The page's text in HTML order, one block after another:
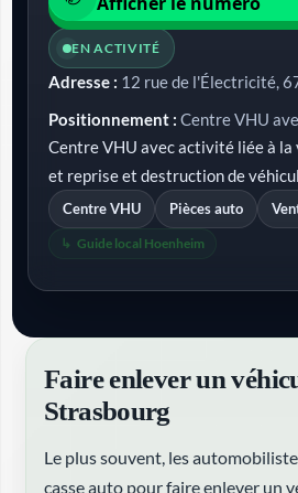
EN ACTIVITÉ
Adresse : 12 rue de l'Électricité,
Positionnement : Centre VHU
Centre VHU avec activité liée à la
et reprise et destruction de
Centre VHU Pièces auto
Guide local Hoenheim
Faire enlever un
Strasbourg
Le plus souvent, les
casse auto pour faire enlever un